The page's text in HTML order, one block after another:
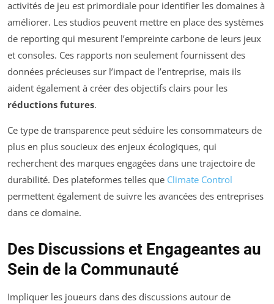
activités de jeu est primordiale pour identifier les domaines à
améliorer. Les studios peuvent mettre en place des systèmes
de reporting qui mesurent l’empreinte carbone de leurs jeux
et consoles. Ces rapports non seulement fournissent des
données précieuses sur l’impact de l’entreprise, mais ils
aident également à créer des objectifs clairs pour les
réductions futures.
Ce type de transparence peut séduire les consommateurs de
plus en plus soucieux des enjeux écologiques, qui
recherchent des marques engagées dans une trajectoire de
durabilité. Des plateformes telles que Climate Control
permettent également de suivre les avancées des entreprises
dans ce domaine.
Des Discussions et Engageantes au
Sein de la Communauté
Impliquer les joueurs dans des discussions autour de